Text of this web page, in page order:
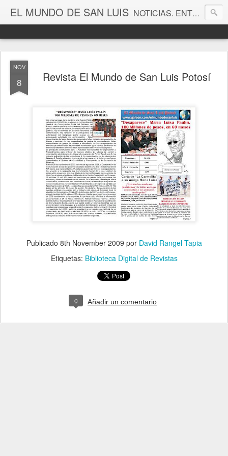
EL MUNDO DE SAN LUIS NOTICIAS. ENTRETENIMIENTO. EDITORIALES. CANAL DE VÍDEOS. GALERÍA DE FOTOGRAFÍAS.
NOV
8 Revista El Mundo de San Luis Potosí
Publicado 8th November 2009 por David Rangel Tapia
Etiquetas: Biblioteca Digital de Revistas
0 Añadir un comentario